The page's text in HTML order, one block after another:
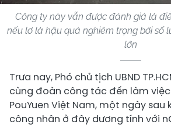
Công ty này vẫn được đánh giá là
nếu lơ là hậu quả nghiêm trọng bởi số
lớn
Trưa nay, Phó chủ tịch UBND
cùng đoàn công tác đến làm
PouYuen Việt Nam, một ngày sau
công nhân ở đây dương tính với